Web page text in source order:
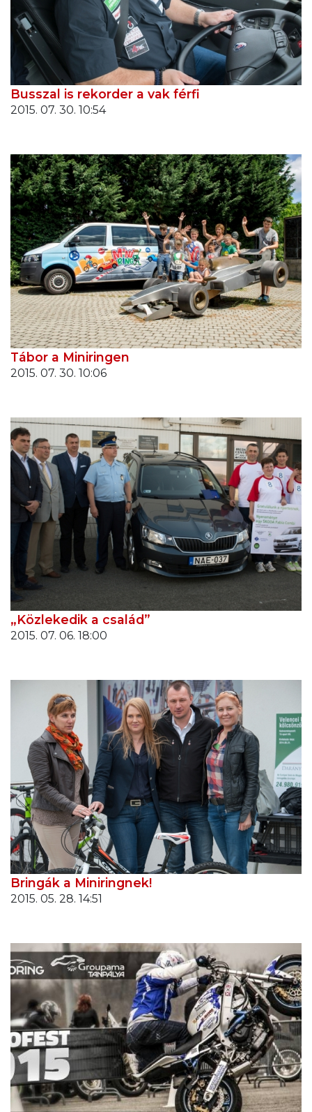
Busszal is rekorder a vak férfi
2015. 07. 30. 10:54
Tábor a Miniringen
2015. 07. 30. 10:06
„Közlekedik a család”
2015. 07. 06. 18:00
Bringák a Miniringnek!
2015. 05. 28. 14:51